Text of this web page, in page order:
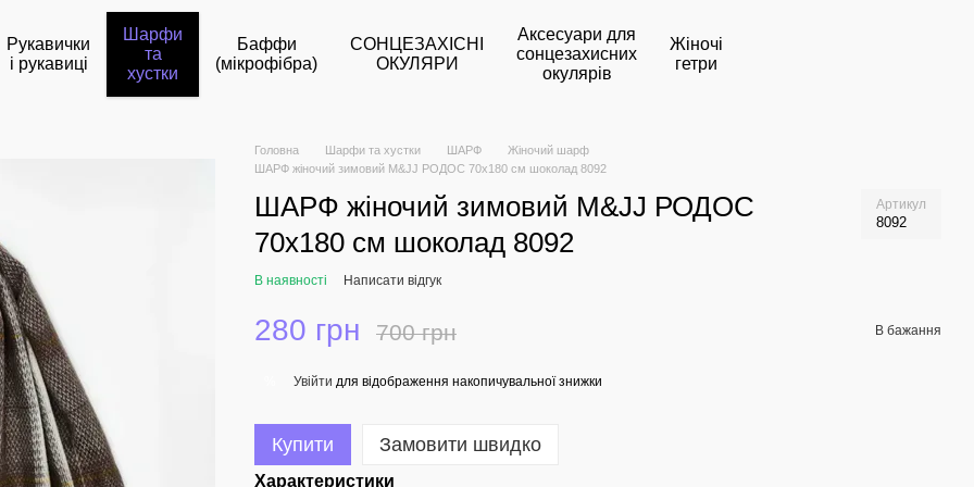
Рукавички
і рукавиці
Шарфи
та
хустки
Баффи
(мікрофібра)
СОНЦЕЗАХІСНІ
ОКУЛЯРИ
Аксесуари для
сонцезахисних
окулярів
Жіночі
гетри
Головна Шарфи та хустки ШАРФ
Жіночий шарф
ШАРФ жіночий зимовий M&JJ РОДОС 70х180 см шоколад 8092
ШАРФ жіночий зимовий M&JJ РОДОС
70х180 см шоколад 8092
Артикул
8092
В наявності Написати відгук
280 грн 700 грн В бажання
Увійти для відображення накопичувальної знижки
Купити Замовити швидко
Характеристики